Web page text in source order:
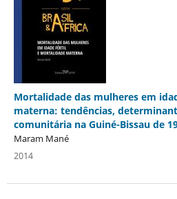
Mortalidade das mulheres em
materna: tendências,
comunitária na Guiné-Bissau de
Maram Mané
2014